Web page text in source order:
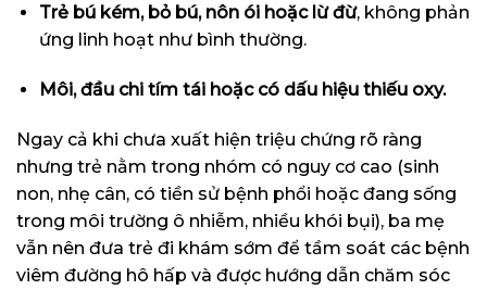
Trẻ bú kém, bỏ bú, nôn ói hoặc lừ đừ, không phản
ứng linh hoạt như bình thường.
Môi, đầu chi tím tái hoặc có dấu hiệu thiếu oxy.
Ngay cả khi chưa xuất hiện triệu chứng rõ ràng
nhưng trẻ nằm trong nhóm có nguy cơ cao (sinh
non, nhẹ cân, có tiền sử bệnh phổi hoặc đang sống
trong môi trường ô nhiễm, nhiều khói bụi), ba mẹ
vẫn nên đưa trẻ đi khám sớm để tầm soát các bệnh
viêm đường hô hấp và được hướng dẫn chăm sóc